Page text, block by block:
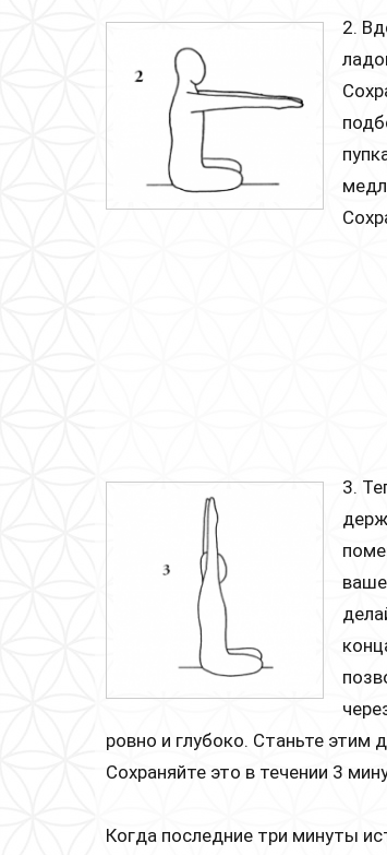
2.
3.
ровно и глубоко. Станьте этим
Сохраняйте это в течении 3
Когда последние три минуты